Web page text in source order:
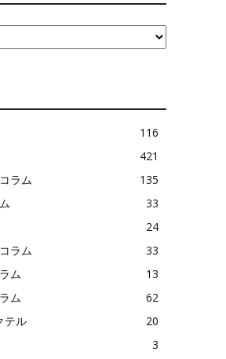
116
421
ラム
135
33
24
ラム
33
ム
13
ム
62
テル
20
3